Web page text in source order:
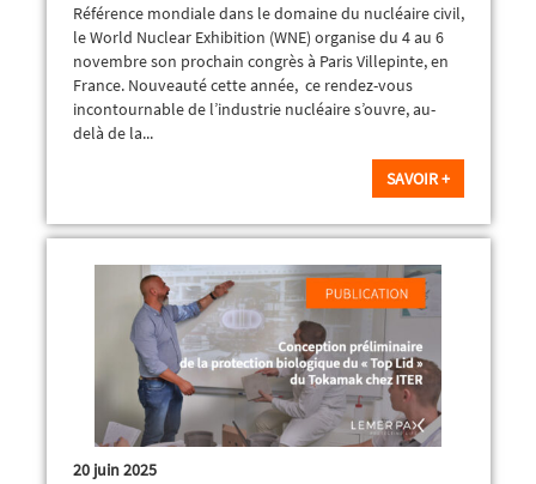
Référence mondiale dans le domaine du nucléaire civil,
le World Nuclear Exhibition (WNE) organise du 4 au 6
novembre son prochain congrès à Paris Villepinte, en
France. Nouveauté cette année, ce rendez-vous
incontournable de l’industrie nucléaire s’ouvre, au-
delà de la...
SAVOIR +
20 juin 2025